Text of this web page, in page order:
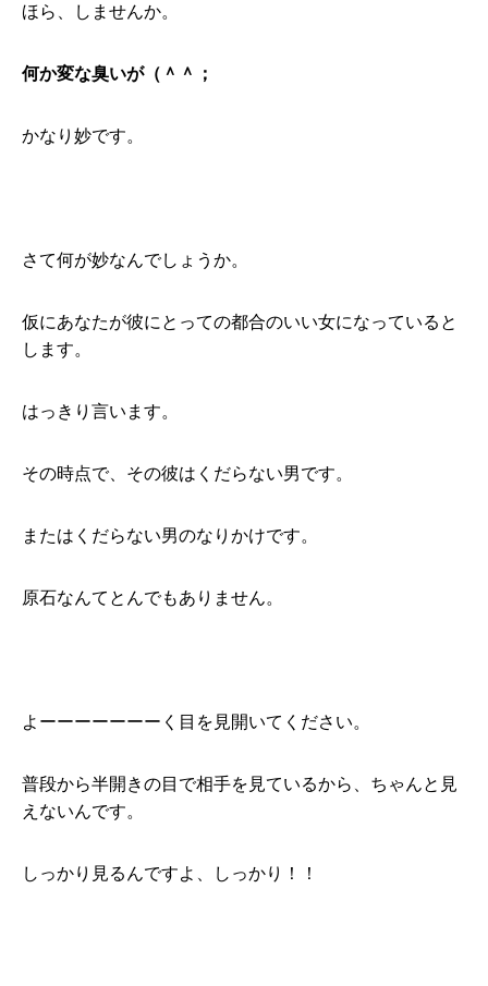
ほら、しませんか。
何か変な臭いが（＾＾；
かなり妙です。
さて何が妙なんでしょうか。
仮にあなたが彼にとっての都合のいい女になっていると
します。
はっきり言います。
その時点で、その彼はくだらない男です。
またはくだらない男のなりかけです。
原石なんてとんでもありません。
よーーーーーーーく目を見開いてください。
普段から半開きの目で相手を見ているから、ちゃんと見
えないんです。
しっかり見るんですよ、しっかり！！